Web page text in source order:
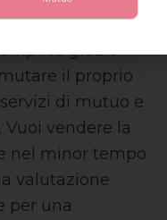
Gaiezza
grazie
il proprio
di mutuo e
vendere la
nel minor tempo
valutazione
per una